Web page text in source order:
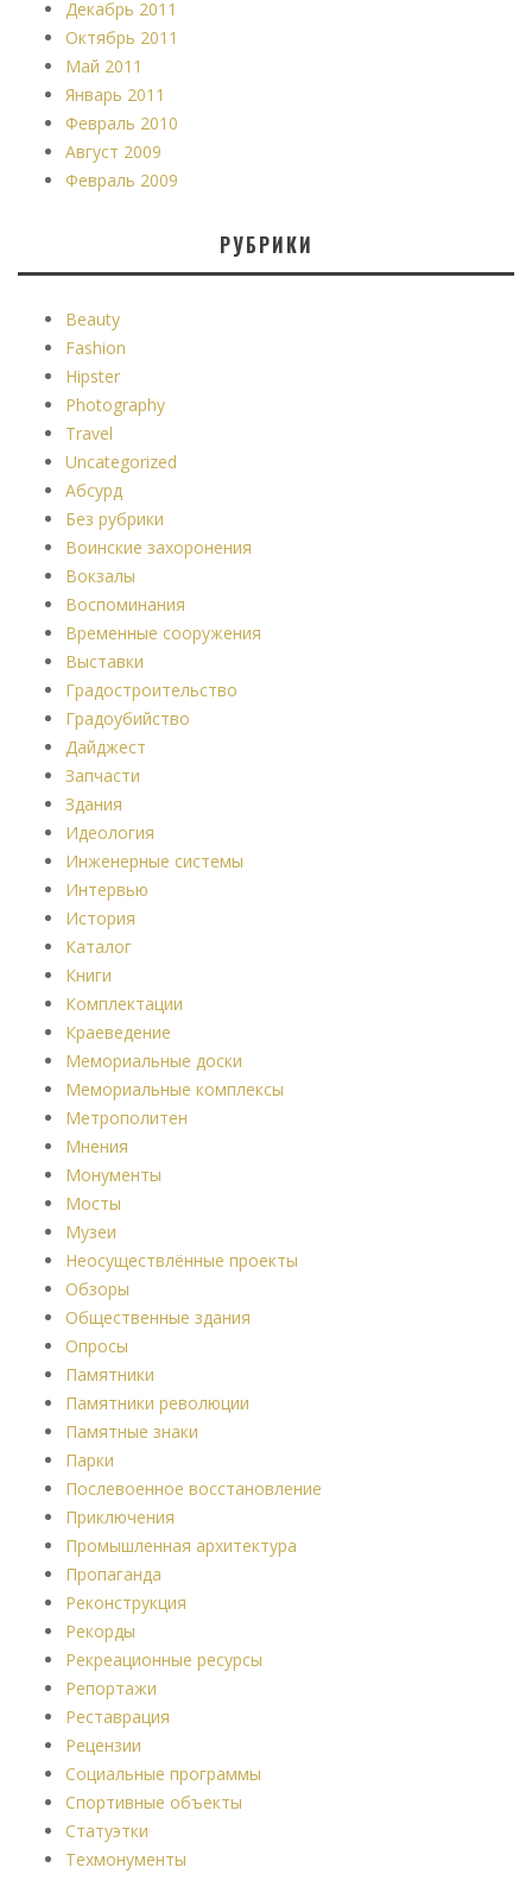
Декабрь 2011
Октябрь 2011
Май 2011
Январь 2011
Февраль 2010
Август 2009
Февраль 2009
РУБРИКИ
Beauty
Fashion
Hipster
Photography
Travel
Uncategorized
Абсурд
Без рубрики
Воинские захоронения
Вокзалы
Воспоминания
Временные сооружения
Выставки
Градостроительство
Градоубийство
Дайджест
Запчасти
Здания
Идеология
Инженерные системы
Интервью
История
Каталог
Книги
Комплектации
Краеведение
Мемориальные доски
Мемориальные комплексы
Метрополитен
Мнения
Монументы
Мосты
Музеи
Неосуществлённые проекты
Обзоры
Общественные здания
Опросы
Памятники
Памятники революции
Памятные знаки
Парки
Послевоенное восстановление
Приключения
Промышленная архитектура
Пропаганда
Реконструкция
Рекорды
Рекреационные ресурсы
Репортажи
Реставрация
Рецензии
Социальные программы
Спортивные объекты
Статуэтки
Техмонументы